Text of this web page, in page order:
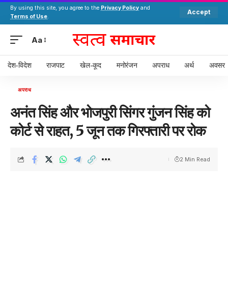
By using this site, you agree to the Privacy Policy and
Terms of Use.
Accept
Aa
देश-विदेश राजपाट खेल-कूद मनोरंजन अपराध अर्थ अवसर
अपराध
अनंत सिंह और भोजपुरी सिंगर गुंजन सिंह को
कोर्ट से राहत, 5 जून तक गिरफ्तारी पर रोक
2 Min Read